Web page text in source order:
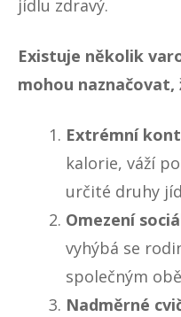
jídlu zdravý.
Existuje několik
mohou naznačovat,
Extrémní
kalorie, váží
určité druhy
Omezení
vyhýbá se
společným
Nadměrné